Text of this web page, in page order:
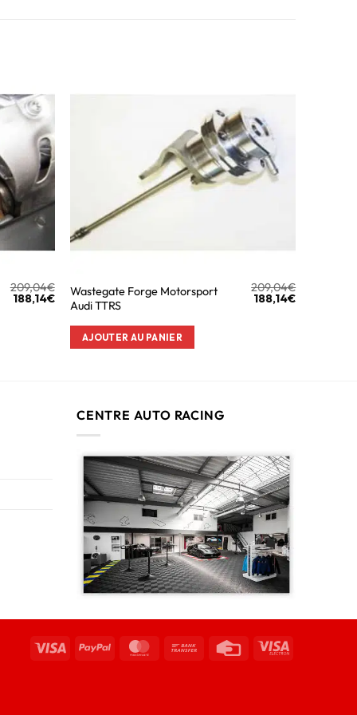
209,04€
188,14€
Wastegate Forge Motorsport
Audi TTRS
209,04€
188,14€
AJOUTER AU PANIER
CENTRE AUTO RACING